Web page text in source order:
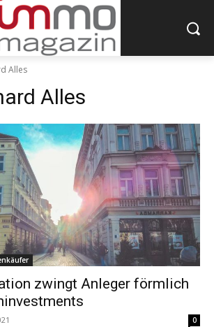
Alles
Alles
zwingt Anleger förmlich
0